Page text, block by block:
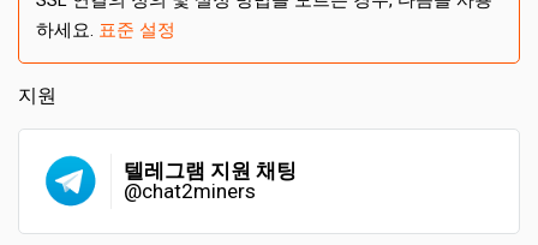
하세요. 표준 설정
지원
텔레그램 지원 채팅
@chat2miners